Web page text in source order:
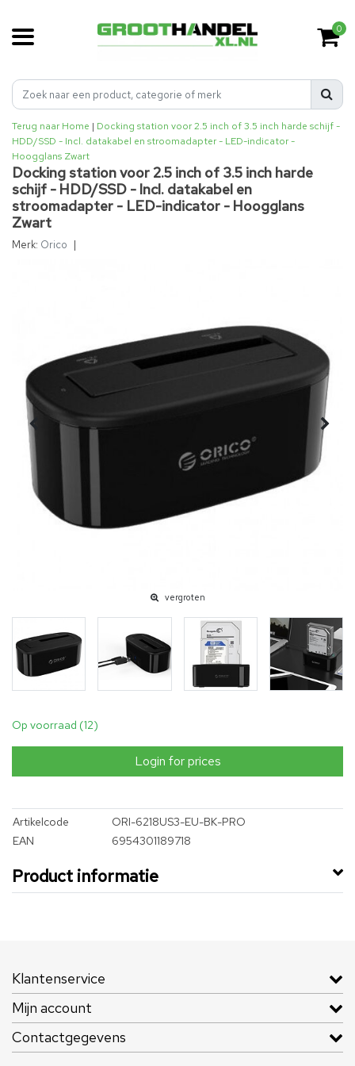
0
Terug naar Home | Docking station voor 2.5 inch of 3.5 inch harde schijf -
HDD/SSD - Incl. datakabel en stroomadapter - LED-indicator -
Hoogglans Zwart
Docking station voor 2.5 inch of 3.5 inch harde
schijf - HDD/SSD - Incl. datakabel en
stroomadapter - LED-indicator - Hoogglans
Zwart
Merk: Orico |
vergroten
Op voorraad (12)
Login for prices
Artikelcode
ORI-6218US3-EU-BK-PRO
EAN
6954301189718
Product informatie
Klantenservice
Mijn account
Contactgegevens